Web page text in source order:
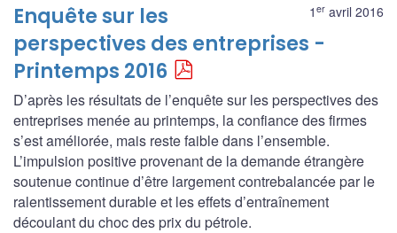
1 er avril 2016
Enquête sur les
perspectives des entreprises -
Printemps 2016
D’après les résultats de l’enquête sur les perspectives des
entreprises menée au printemps, la confiance des firmes
s’est améliorée, mais reste faible dans l’ensemble.
L’impulsion positive provenant de la demande étrangère
soutenue continue d’être largement contrebalancée par le
ralentissement durable et les effets d’entraînement
découlant du choc des prix du pétrole.